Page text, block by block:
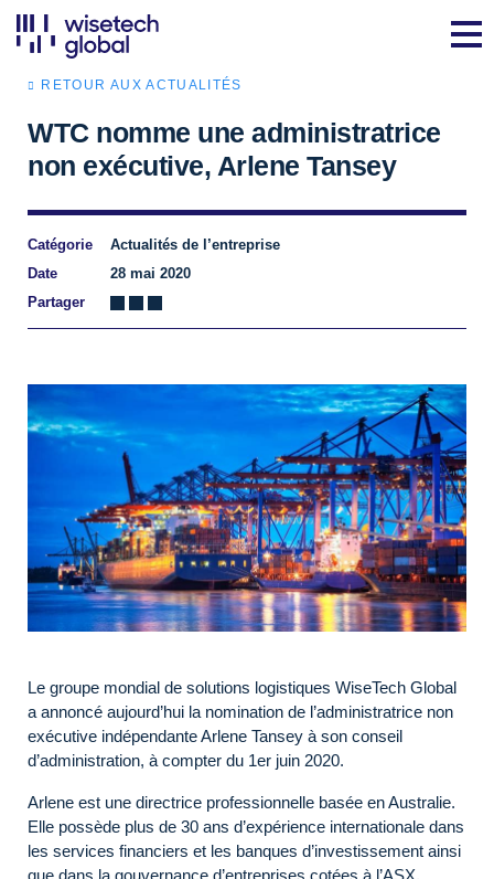
RETOUR AUX ACTUALITÉS
WTC nomme une administratrice
non exécutive, Arlene Tansey
Catégorie
Actualités de l’entreprise
Date
28 mai 2020
Partager
Le groupe mondial de solutions logistiques WiseTech Global
a annoncé aujourd’hui la nomination de l’administratrice non
exécutive indépendante Arlene Tansey à son conseil
d’administration, à compter du 1er juin 2020.
Arlene est une directrice professionnelle basée en Australie.
Elle possède plus de 30 ans d’expérience internationale dans
les services financiers et les banques d’investissement ainsi
que dans la gouvernance d’entreprises cotées à l’ASX,